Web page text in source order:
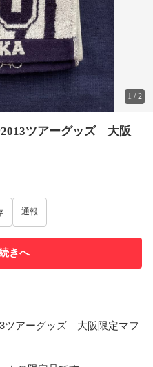
1 /2
ツアーグッズ 大阪
通報
きへ
アーグッズ　大阪限定マフ